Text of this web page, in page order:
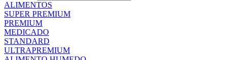
ALIMENTOS
SUPER PREMIUM
PREMIUM
MEDICADO
STANDARD
ULTRAPREMIUM